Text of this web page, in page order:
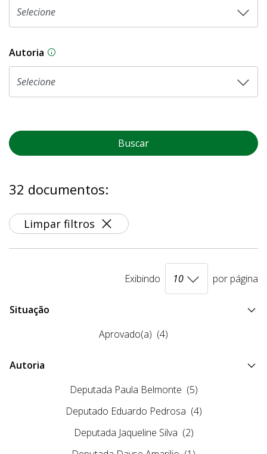
Autoria As proposições legislativas na CLDF podem
Buscar
32 documentos:
Limpar filtros
Exibindo por página
Situação
Aprovado(a) (4)
Autoria
Deputada Paula Belmonte (5)
Deputado Eduardo Pedrosa (4)
Deputada Jaqueline Silva (2)